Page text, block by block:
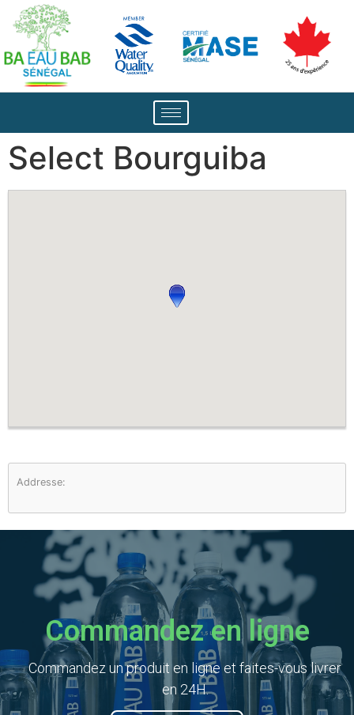
Select Bourguiba
Addresse:
Commandez en ligne
Commandez un produit en ligne et faites-vous livrer
en 24H.